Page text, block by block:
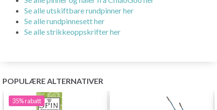
Se alle utskiftbare rundpinner her
Se alle rundpinnesett her
Se alle strikkeoppskrifter her
POPULÆRE ALTERNATIVER
35%rabatt